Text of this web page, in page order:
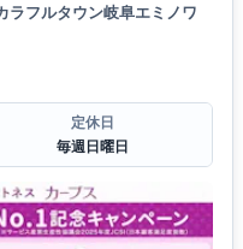
フルタウン岐阜エミノワ
定休日
毎週日曜日